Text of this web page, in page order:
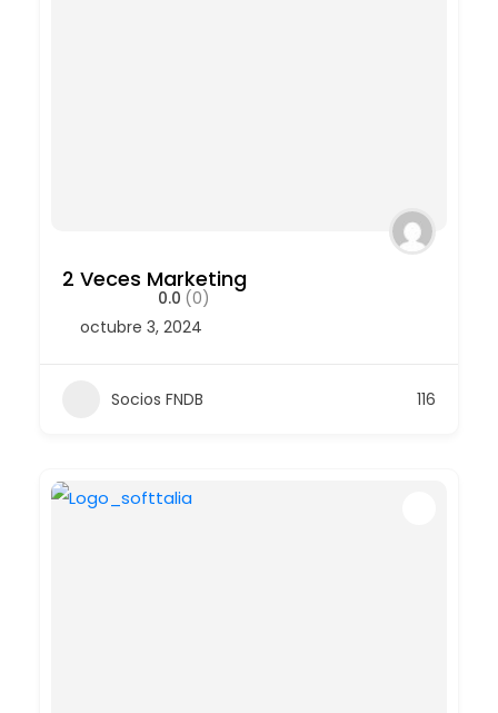
2 Veces Marketing
0.0 (0)
octubre 3, 2024
Socios FNDB 116